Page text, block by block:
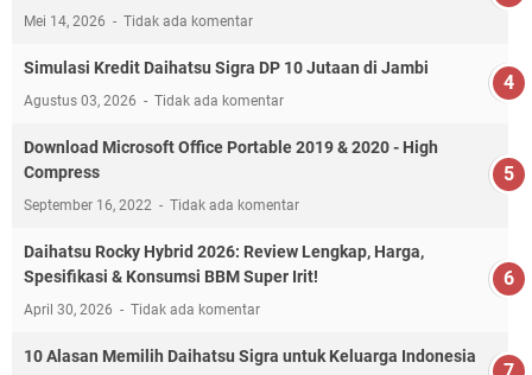
Mei 14, 2026 Tidak ada komentar
Simulasi Kredit Daihatsu Sigra DP 10 Jutaan di Jambi
Agustus 03, 2026 Tidak ada komentar
Download Microsoft Office Portable 2019 & 2020 - High
Compress
September 16, 2022 Tidak ada komentar
Daihatsu Rocky Hybrid 2026: Review Lengkap, Harga,
Spesifikasi & Konsumsi BBM Super Irit!
April 30, 2026 Tidak ada komentar
10 Alasan Memilih Daihatsu Sigra untuk Keluarga Indonesia